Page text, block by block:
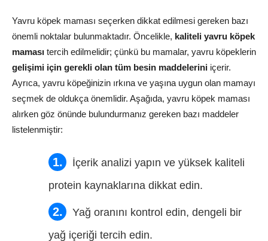
Yavru köpek maması seçerken dikkat edilmesi gereken bazı
önemli noktalar bulunmaktadır. Öncelikle, kaliteli yavru köpek
maması tercih edilmelidir; çünkü bu mamalar, yavru köpeklerin
gelişimi için gerekli olan tüm besin maddelerini içerir.
Ayrıca, yavru köpeğinizin ırkına ve yaşına uygun olan mamayı
seçmek de oldukça önemlidir. Aşağıda, yavru köpek maması
alırken göz önünde bulundurmanız gereken bazı maddeler
listelenmiştir:
İçerik analizi yapın ve yüksek kaliteli
protein kaynaklarına dikkat edin.
Yağ oranını kontrol edin, dengeli bir
yağ içeriği tercih edin.